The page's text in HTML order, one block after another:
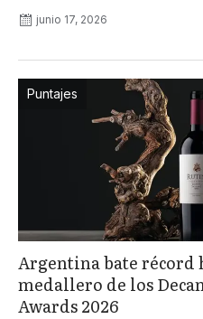
junio 17, 2026
Puntajes
Argentina bate récord
medallero de los
Awards 2026